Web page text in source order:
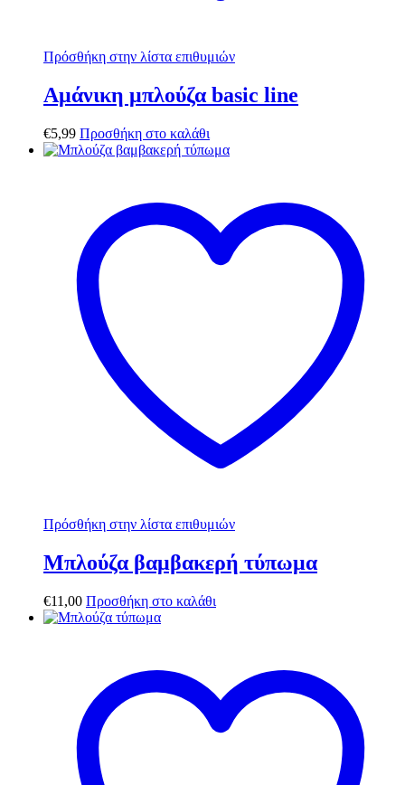
Πρόσθήκη στην λίστα επιθυμιών
Αμάνικη μπλούζα basic line
€5,99 Προσθήκη στο καλάθι
Πρόσθήκη στην λίστα επιθυμιών
Μπλούζα βαμβακερή τύπωμα
€11,00 Προσθήκη στο καλάθι